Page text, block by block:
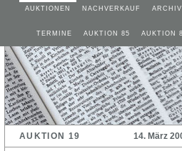
AUKTIONEN NACHVERKAUF ARCHIV
TERMINE AUKTION 85 AUKTION
AUKTION 19 14. März